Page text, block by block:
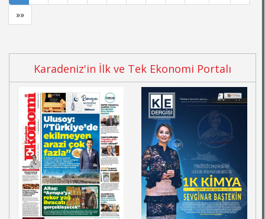
»»
Karadeniz'in İlk ve Tek Ekonomi Portalı